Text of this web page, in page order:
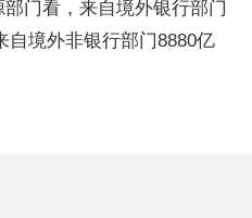
门看，来自境外银行部门
自境外非银行部门8880亿